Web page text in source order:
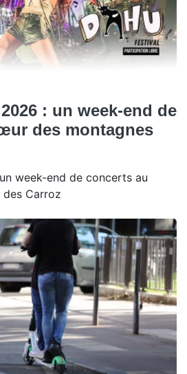
: un week-end de
des montagnes
week-end de concerts au
Carroz